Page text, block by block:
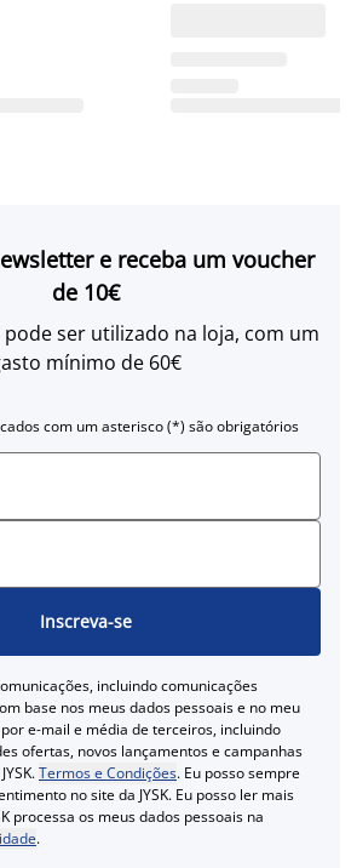
e receba um voucher
de 10€
pode ser utilizado na loja, com um
mínimo de 60€
com um asterisco (*) são obrigatórios
Inscreva-se
incluindo comunicações
base nos meus dados pessoais e no meu
e-mail e média de terceiros, incluindo
ofertas, novos lançamentos e campanhas
Termos e Condições. Eu posso sempre
no site da JYSK. Eu posso ler mais
processa os meus dados pessoais na
.